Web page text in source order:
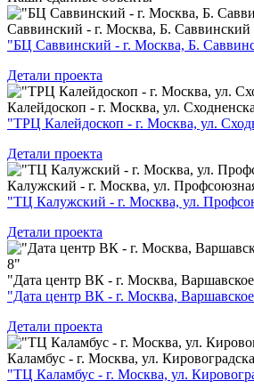
Саввинский - г. Москва, Б. Саввинский
"БЦ Саввинский - г. Москва, Б.
Детали проекта
Калейдоскоп - г. Москва, ул.
"ТРЦ Калейдоскоп - г. Москва, ул.
Детали проекта
Калужский - г. Москва, ул.
"ТЦ Калужский - г. Москва, ул.
Детали проекта
"Дата центр ВК - г. Москва,
"Дата центр ВК - г. Москва,
Детали проекта
Каламбус - г. Москва, ул.
"ТЦ Каламбус - г. Москва, ул.